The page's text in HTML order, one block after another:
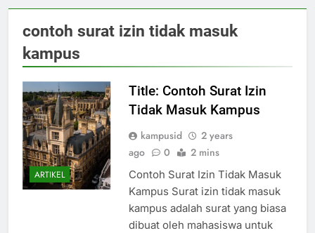
contoh surat izin tidak masuk
kampus
ARTIKEL
Title: Contoh Surat Izin
Tidak Masuk Kampus
kampusid
2 years
ago
0 2 mins
Contoh Surat Izin Tidak Masuk
Kampus Surat izin tidak masuk
kampus adalah surat yang biasa
dibuat oleh mahasiswa untuk